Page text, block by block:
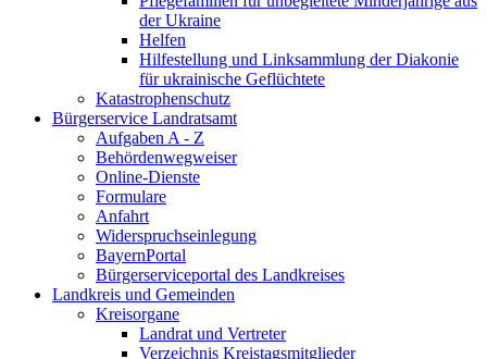
der Ukraine
Helfen
Hilfestellung und Linksammlung der Diakonie
für ukrainische Geflüchtete
Katastrophenschutz
Bürgerservice Landratsamt
Aufgaben A - Z
Behördenwegweiser
Online-Dienste
Formulare
Anfahrt
Widerspruchseinlegung
BayernPortal
Bürgerserviceportal des Landkreises
Landkreis und Gemeinden
Kreisorgane
Landrat und Vertreter
Verzeichnis Kreistagsmitglieder